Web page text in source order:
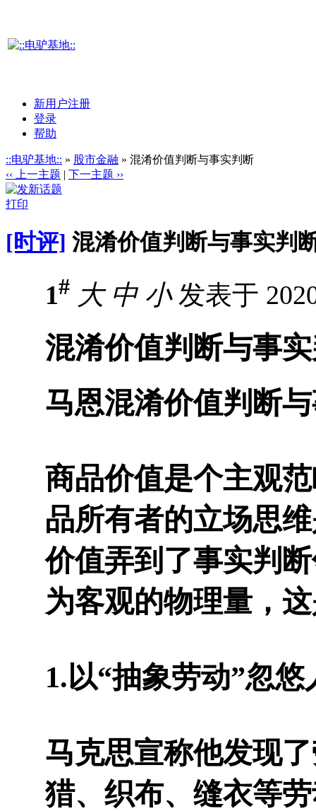
新用户注册
登录
帮助
::电驴基地:: » 股市金融 » 混淆价值判断与事实判断
‹‹ 上一主题 | 下一主题 ››
打印
[时评] 混淆价值判断与事实判
1# 大 中 小发表于
混淆价值判断与事
马恩混淆价值判断
商品价值是个主观
品所有者的立场思
价值弄到了事实判
为客观的物理量，
1.以“抽象劳动”忽悠
马克思宣称他发现
猎、织布、缝衣等